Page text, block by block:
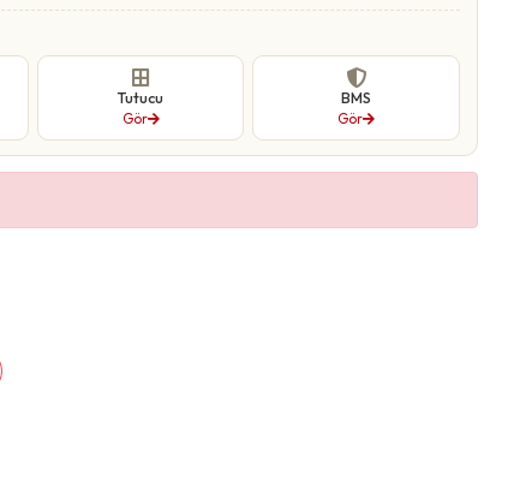
Tutucu
Gör
BMS
Gör